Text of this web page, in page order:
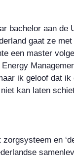
bachelor aan de
gaat ze
een master
ik geloof dat ik
kan laten
en